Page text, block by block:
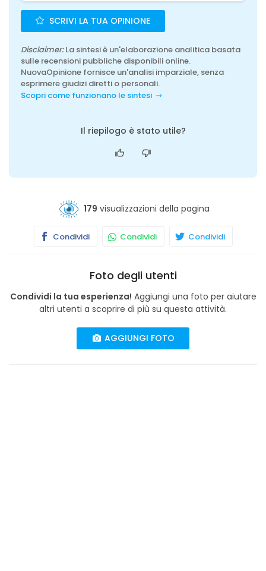
SCRIVI LA TUA OPINIONE
Disclaimer:La sintesi è un'elaborazione analitica basata
sulle recensioni pubbliche disponibili online.
NuovaOpinione fornisce un'analisi imparziale, senza
esprimere giudizi diretti o personali.
Scopri come funzionano le sintesi
Il riepilogo è stato utile?
179 visualizzazioni della pagina
Condividi Condividi Condividi
Foto degli utenti
Condividi la tua esperienza! Aggiungi una foto per aiutare
altri utenti a scoprire di più su questa attività.
AGGIUNGI FOTO